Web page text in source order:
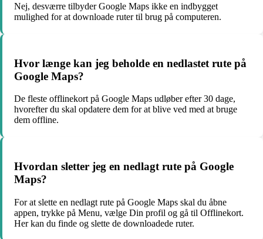
Nej, desværre tilbyder Google Maps ikke en indbygget
mulighed for at downloade ruter til brug på computeren.
Hvor længe kan jeg beholde en nedlastet rute på
Google Maps?
De fleste offlinekort på Google Maps udløber efter 30 dage,
hvorefter du skal opdatere dem for at blive ved med at bruge
dem offline.
Hvordan sletter jeg en nedlagt rute på Google
Maps?
For at slette en nedlagt rute på Google Maps skal du åbne
appen, trykke på Menu, vælge Din profil og gå til Offlinekort.
Her kan du finde og slette de downloadede ruter.